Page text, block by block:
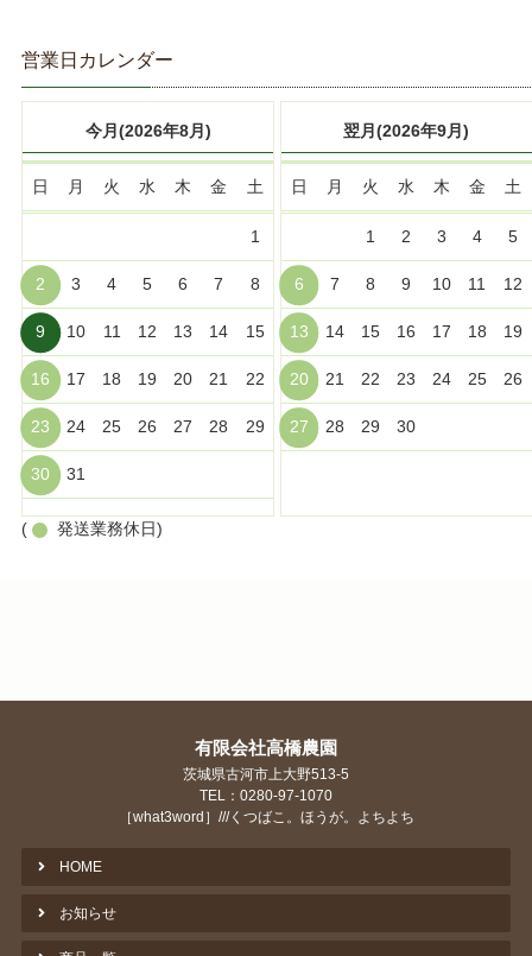
営業日カレンダー
今月(2026年8月)
日 月 火 水 木 金 土
1
2 3 4 5 6 7 8
9 10 11 12 13 14 15
16 17 18 19 20 21 22
23 24 25 26 27 28 29
30 31
翌月(2026年9月)
日 月 火 水 木 金 土
1 2 3 4 5
6 7 8 9 10 11 12
13 14 15 16 17 18 19
20 21 22 23 24 25 26
27 28 29 30
( 発送業務休日)
有限会社高橋農園
茨城県古河市上大野513-5
TEL：0280-97-1070
［what3word］///くつばこ。ほうが。よちよち
HOME
お知らせ